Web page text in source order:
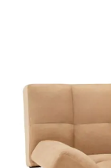
изображенията